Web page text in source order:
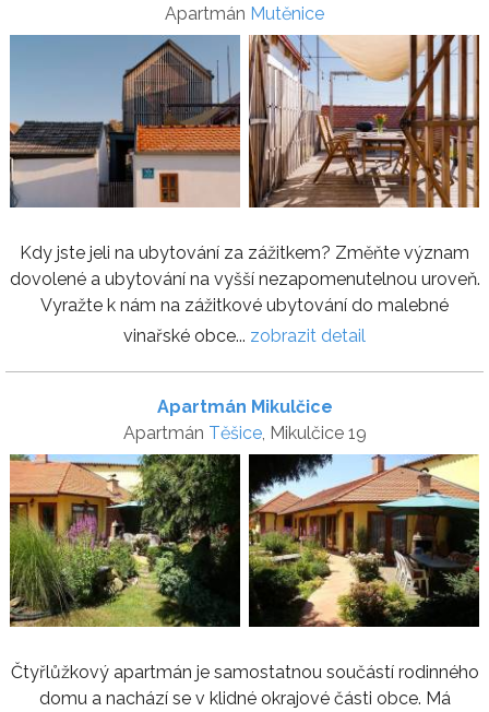
Apartmán Mutěnice
Kdy jste jeli na ubytování za zážitkem? Změňte význam
dovolené a ubytování na vyšší nezapomenutelnou uroveň.
Vyražte k nám na zážitkové ubytování do malebné
vinařské obce... zobrazit detail
Apartmán Mikulčice
Apartmán Těšice, Mikulčice 19
Čtyřlůžkový apartmán je samostatnou součástí rodinného
domu a nachází se v klidné okrajové části obce. Má